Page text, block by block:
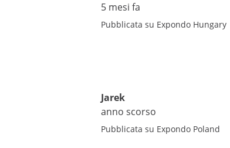
5 mesi fa
Pubblicata su Expondo Hungary
Jarek
anno scorso
Pubblicata su Expondo Poland